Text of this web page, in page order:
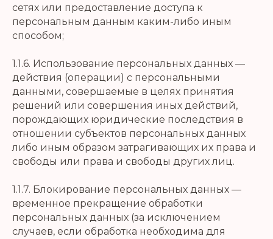
сетях или предоставление доступа к
персональным данным каким-либо иным
способом;
1.1.6. Использование персональных данных —
действия (операции) с персональными
данными, совершаемые в целях принятия
решений или совершения иных действий,
порождающих юридические последствия в
отношении субъектов персональных данных
либо иным образом затрагивающих их права и
свободы или права и свободы других лиц.
1.1.7. Блокирование персональных данных —
временное прекращение обработки
персональных данных (за исключением
случаев, если обработка необходима для